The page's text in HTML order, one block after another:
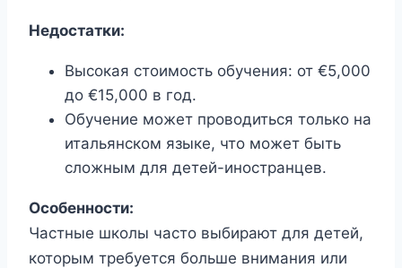
Недостатки:
Высокая стоимость обучения: от €5,000
до €15,000 в год.
Обучение может проводиться только на
итальянском языке, что может быть
сложным для детей-иностранцев.
Особенности:
Частные школы часто выбирают для детей,
которым требуется больше внимания или